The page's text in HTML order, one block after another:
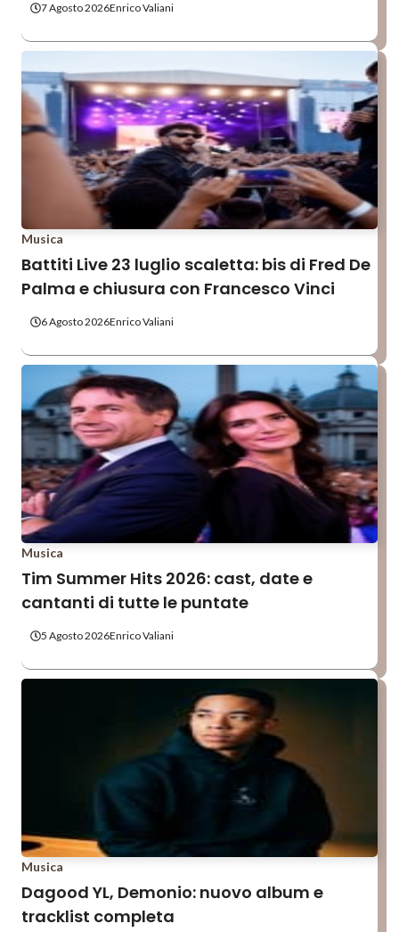
7 Agosto 2026Enrico Valiani
Musica
Battiti Live 23 luglio scaletta: bis di Fred De
Palma e chiusura con Francesco Vinci
6 Agosto 2026Enrico Valiani
Musica
Tim Summer Hits 2026: cast, date e
cantanti di tutte le puntate
5 Agosto 2026Enrico Valiani
Musica
Dagood YL, Demonio: nuovo album e
tracklist completa